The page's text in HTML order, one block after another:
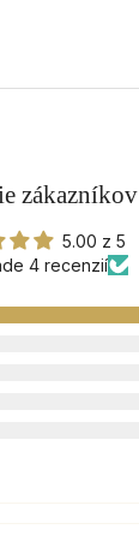
zákazníkov
5.00 z 5
4 recenzií